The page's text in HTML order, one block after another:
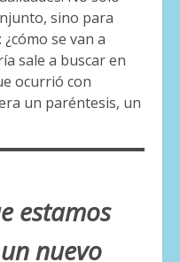
sino para
se van a
sale a buscar en
ocurrió con
un paréntesis, un
estamos
nuevo